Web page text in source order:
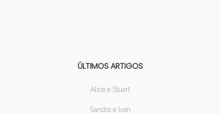
ÚLTIMOS ARTIGOS
Alice e Stuart
Sandra e Ivan